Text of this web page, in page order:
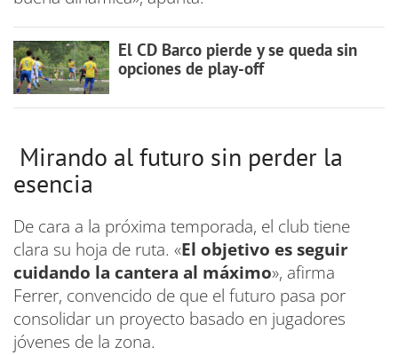
El CD Barco pierde y se queda sin
opciones de play-off
Mirando al futuro sin perder la
esencia
De cara a la próxima temporada, el club tiene
clara su hoja de ruta. «El objetivo es seguir
cuidando la cantera al máximo», afirma
Ferrer, convencido de que el futuro pasa por
consolidar un proyecto basado en jugadores
jóvenes de la zona.